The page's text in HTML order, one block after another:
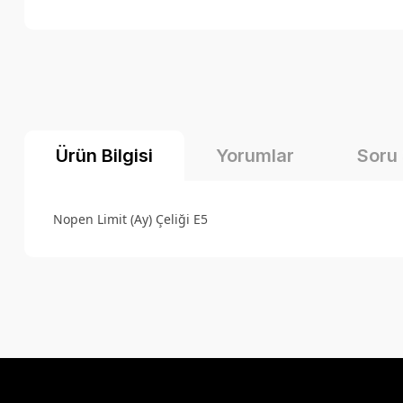
Ürün Bilgisi Yorumlar Soru
Nopen Limit (Ay) Çeliği E5
Ürün resmi kalitesiz, bozuk veya görüntülenemiyor.